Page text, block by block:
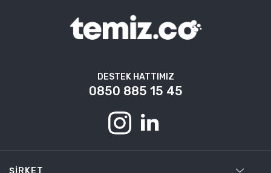
DESTEK HATTIMIZ
0850 885 15 45
ŞIRKET